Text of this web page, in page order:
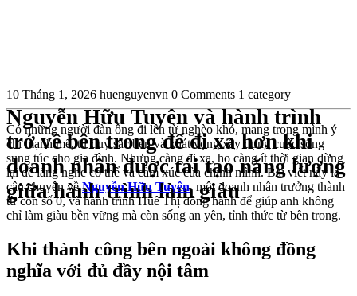
Nguyễn Hữu Tuyên và hành trình
trở về bên trong để đi xa hơn khi
doanh nhân được tái tạo năng lượng
giữa hành trình làm giàu
10 Tháng 1, 2026 huenguyenvn 0 Comments 1 category
Có những người đàn ông đi lên từ nghèo khó, mang trong mình ý
chí mạnh mẽ, tư duy sắc bén và khát vọng xây dựng cuộc sống
sung túc cho gia đình. Nhưng càng đi xa, họ càng ít thời gian dừng
lại để lắng nghe cơ thể và cảm xúc của chính mình. Bài viết này là
câu chuyện vềNguyễn Hữu Tuyên, một doanh nhân trưởng thành
từ con số 0, và hành trình Huê Thị đồng hành để giúp anh không
chỉ làm giàu bền vững mà còn sống an yên, tỉnh thức từ bên trong.
Khi thành công bên ngoài không đồng
nghĩa với đủ đầy nội tâm